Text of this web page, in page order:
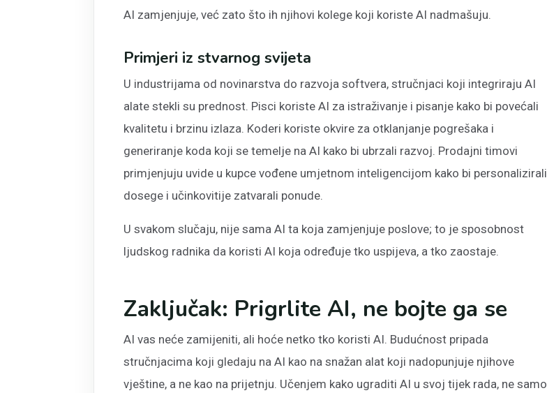
AI zamjenjuje, već zato što ih njihovi kolege koji koriste AI nadmašuju.
Primjeri iz stvarnog svijeta
U industrijama od novinarstva do razvoja softvera, stručnjaci koji integriraju AI
alate stekli su prednost. Pisci koriste AI za istraživanje i pisanje kako bi povećali
kvalitetu i brzinu izlaza. Koderi koriste okvire za otklanjanje pogrešaka i
generiranje koda koji se temelje na AI kako bi ubrzali razvoj. Prodajni timovi
primjenjuju uvide u kupce vođene umjetnom inteligencijom kako bi personalizirali
dosege i učinkovitije zatvarali ponude.
U svakom slučaju, nije sama AI ta koja zamjenjuje poslove; to je sposobnost
ljudskog radnika da koristi AI koja određuje tko uspijeva, a tko zaostaje.
Zaključak: Prigrlite AI, ne bojte ga se
AI vas neće zamijeniti, ali hoće netko tko koristi AI. Budućnost pripada
stručnjacima koji gledaju na AI kao na snažan alat koji nadopunjuje njihove
vještine, a ne kao na prijetnju. Učenjem kako ugraditi AI u svoj tijek rada, ne samo